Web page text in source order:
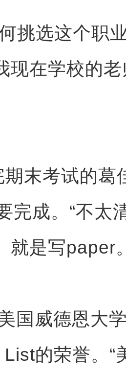
挑选这个职
现在学校的
期末考试的
完成。“不太
就是写paper
国威德恩大
的荣誉。“